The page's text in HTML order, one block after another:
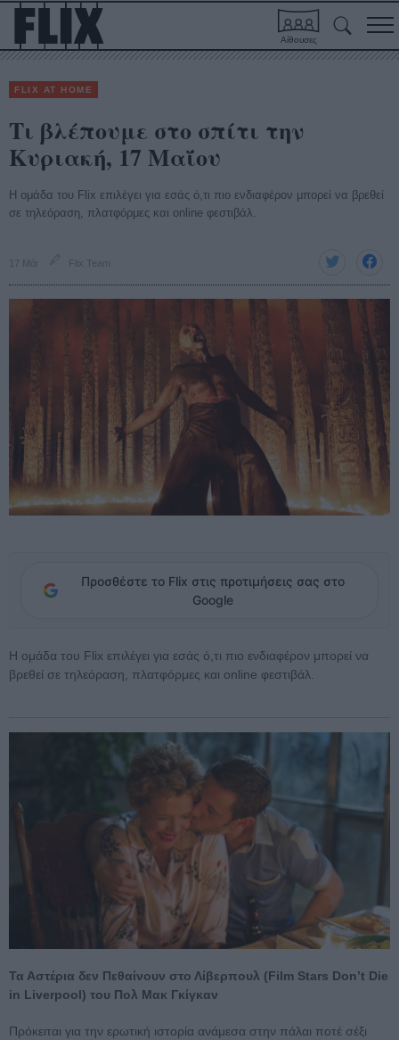
Αίθουσες
FLIX AT HOME
Τι βλέπουμε στο σπίτι την
Κυριακή, 17 Μαΐου
Η ομάδα του Flix επιλέγει για εσάς ό,τι πιο ενδιαφέρον μπορεί να βρεθεί
σε τηλεόραση, πλατφόρμες και online φεστιβάλ.
17 Μάι Flix Team
Προσθέστε το Flix στις προτιμήσεις σας στο
Google
Η ομάδα του Flix επιλέγει για εσάς ό,τι πιο ενδιαφέρον μπορεί να
βρεθεί σε τηλεόραση, πλατφόρμες και online φεστιβάλ.
Τα Αστέρια δεν Πεθαίνουν στο Λίβερπουλ (Film Stars Don’t Die
in Liverpool) του Πολ Μακ Γκίγκαν
Πρόκειται για την ερωτική ιστορία ανάμεσα στην πάλαι ποτέ σέξι